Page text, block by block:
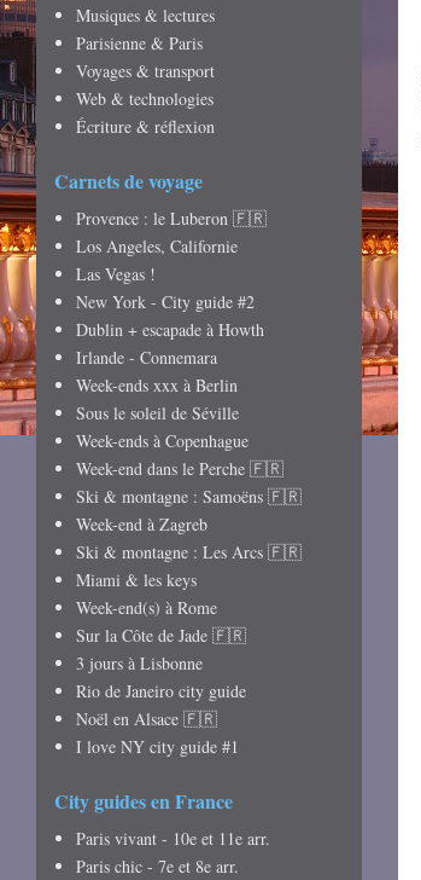
Musiques & lectures
Parisienne & Paris
Voyages & transport
Web & technologies
Écriture & réflexion
Carnets de voyage
Provence : le Luberon 🇫🇷
Los Angeles, Californie
Las Vegas !
New York - City guide #2
Dublin + escapade à Howth
Irlande - Connemara
Week-ends xxx à Berlin
Sous le soleil de Séville
Week-ends à Copenhague
Week-end dans le Perche 🇫🇷
Ski & montagne : Samoëns 🇫🇷
Week-end à Zagreb
Ski & montagne : Les Arcs 🇫🇷
Miami & les keys
Week-end(s) à Rome
Sur la Côte de Jade 🇫🇷
3 jours à Lisbonne
Rio de Janeiro city guide
Noël en Alsace 🇫🇷
I love NY city guide #1
City guides en France
Paris vivant - 10e et 11e arr.
Paris chic - 7e et 8e arr.